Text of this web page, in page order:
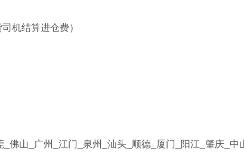
机结算进仓费）
佛山_广州_江门_泉州_汕头_顺德_厦门_阳江_肇庆_中